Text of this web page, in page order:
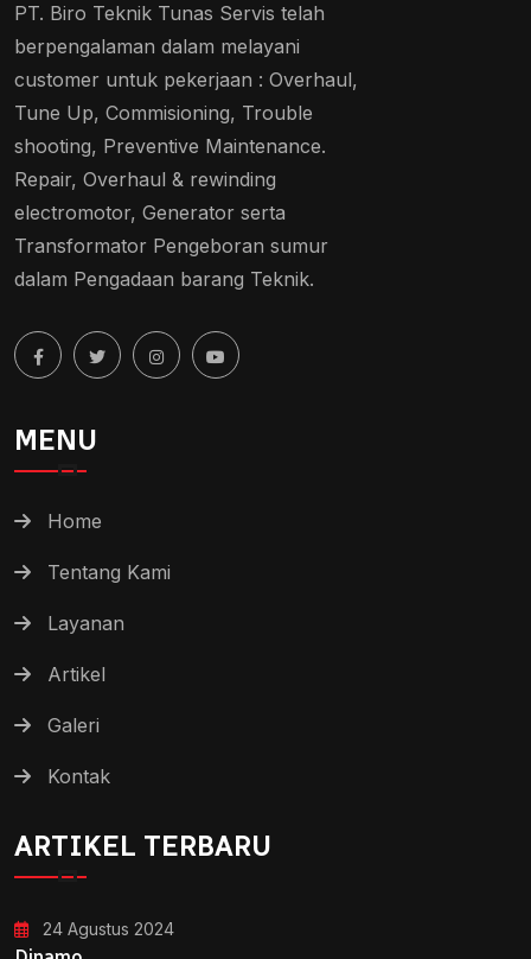
PT. Biro Teknik Tunas Servis telah
berpengalaman dalam melayani
customer untuk pekerjaan : Overhaul,
Tune Up, Commisioning, Trouble
shooting, Preventive Maintenance.
Repair, Overhaul & rewinding
electromotor, Generator serta
Transformator Pengeboran sumur
dalam Pengadaan barang Teknik.
MENU
Home
Tentang Kami
Layanan
Artikel
Galeri
Kontak
ARTIKEL TERBARU
24 Agustus 2024